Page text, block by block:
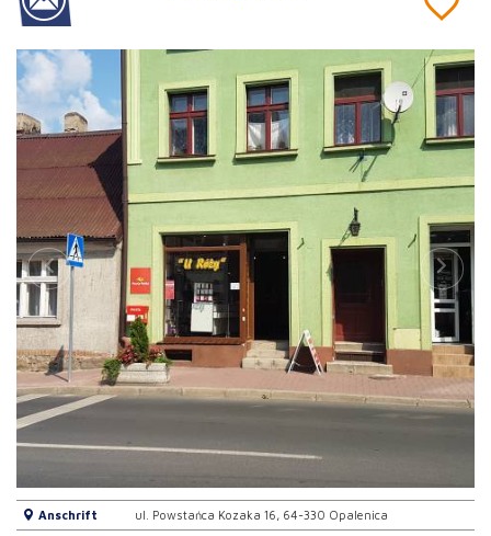
Anschrift ul. Powstańca Kozaka 16, 64-330 Opalenica